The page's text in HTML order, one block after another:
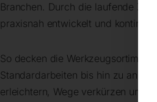
Branchen. Durch die laufende
praxisnah entwickelt und
So decken die
Standardarbeiten bis hin zu
erleichtern, Wege verkürzen und